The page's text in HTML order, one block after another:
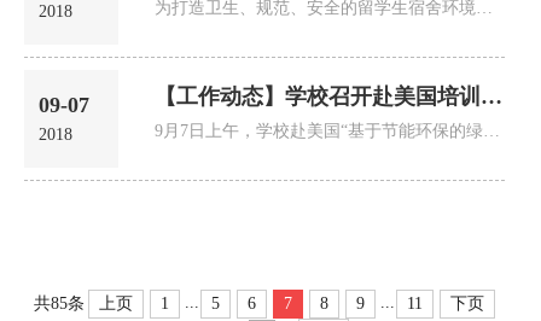
2018
09-07
2018
【工作动态】学校召开赴美国培训团行前培训会
共85条 上页 1 5 6 7 8 9 11
下页